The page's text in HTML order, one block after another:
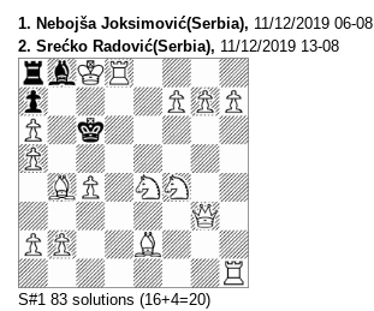
1. Nebojša Joksimović(Serbia), 11/12/2019 06-08
2. Srećko Radović(Serbia), 11/12/2019 13-08
S#1 83 solutions (16+4=20)